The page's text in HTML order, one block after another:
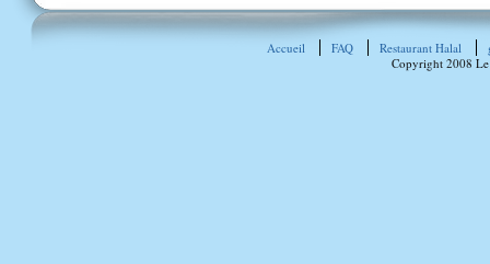
Accueil FAQ Restaurant Halal
Copyright 2008